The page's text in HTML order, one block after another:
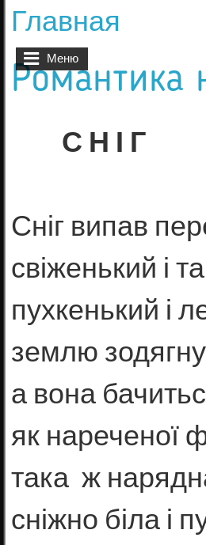
Меню
Вы здесь
Главная
Романтика
С Н І Г
Сніг випав
свіженький і
пухкенький і
землю
а вона
як нареченої
така ж
сніжно біла і